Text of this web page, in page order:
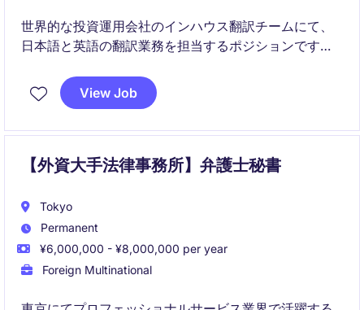
世界的な投資運用会社のインハウス翻訳チームにて、
日本語と英語の翻訳業務を担当するポジションです。
営業・マーケティング・リサーチ・法務・コンプライ
アンスなど幅広い部門と連携しながら、日本の機関投
View Job
【外資大手法律事務所】弁護士秘書
Tokyo
Permanent
¥6,000,000 - ¥8,000,000 per year
Foreign Multinational